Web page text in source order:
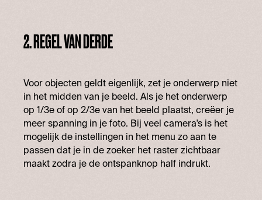
2. REGEL VAN DERDE
Voor objecten geldt eigenlijk, zet je onderwerp niet
in het midden van je beeld. Als je het onderwerp
op 1/3e of op 2/3e van het beeld plaatst, creëer je
meer spanning in je foto. Bij veel camera's is het
mogelijk de instellingen in het menu zo aan te
passen dat je in de zoeker het raster zichtbaar
maakt zodra je de ontspanknop half indrukt.